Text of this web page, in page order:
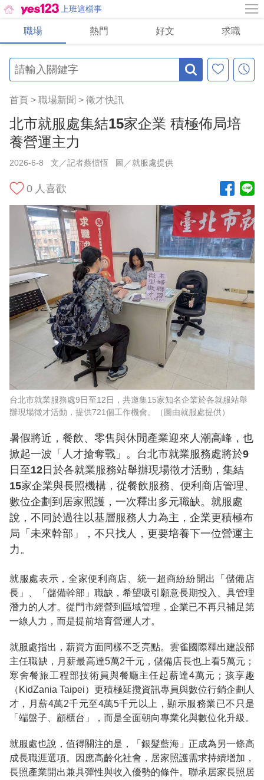
上班這檔事
職場 熱門 好文 求職
首頁 > 職場新聞 > 徵才快訊
北市就服處集結15家企業 積極佈局培
養營運主力
2026-6-8 文／記者蔡愷恆 圖／就服處提供
0 人喜歡
台北市就業服務處9日至12日，共邀集15家知名企業於各就服站舉
辦現場徵才活動，提供721個工作機會。（圖由就服處提供）
暑假將近，餐飲、零售與休閒產業迎來人潮高峰，也
掀起一波「人才搶奪戰」。台北市就業服務處將於9
日至12日於各就業服務站舉辦現場徵才活動，集結
15家企業與長照機構，從餐飲服務、便利商店管理、
數位企劃到居家照護，一次釋出多元職缺。就服處
說，不同於過往以基層服務人力為主，企業更積極布
局「未來幹部」，不只找人，更要培養下一位營運主
力。
就服處表示，全家便利商店、統一超商紛紛開出「儲備店
長」、「儲備幹部」職缺，希望吸引願意長期投入、具管理
潛力的人才。從門市經營到區域管理，企業已不再只補足第
一線人力，而是提前培育營運人才。
就服處指出，薪資方面同樣不乏亮點。雲雀國際釋出建設部
主任職缺，月薪最高達5萬2千元，儲備店長也上看5萬元；
寒舍餐旅工程部技術員與餐廳主任起薪達4萬元；孩享趣
（KidZania Taipei）更積極延攬資訊專員與數位行銷企劃人
才，月薪4萬2千元至4萬5千元以上，顯示服務業已不只是
「端盤子、顧櫃台」，而是全面朝向專業化與數位化升級。
就服處也說，值得關注的是，「銀髮藍海」正成為另一條高
成長職涯選項。因應高齡化社會，居家照護需求持續增加，
長照產業開出兼具彈性與收入優勢的條件。聯承居家長照居